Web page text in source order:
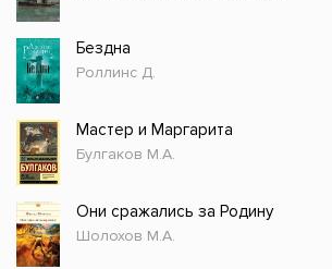
Бездна
Роллинс Д.
Мастер и Маргарита
Булгаков М.А.
Они сражались за Родину
Шолохов М.А.